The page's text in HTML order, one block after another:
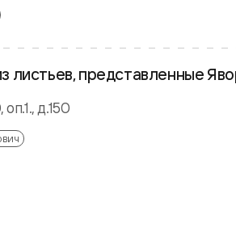
листьев, представленные
д.150